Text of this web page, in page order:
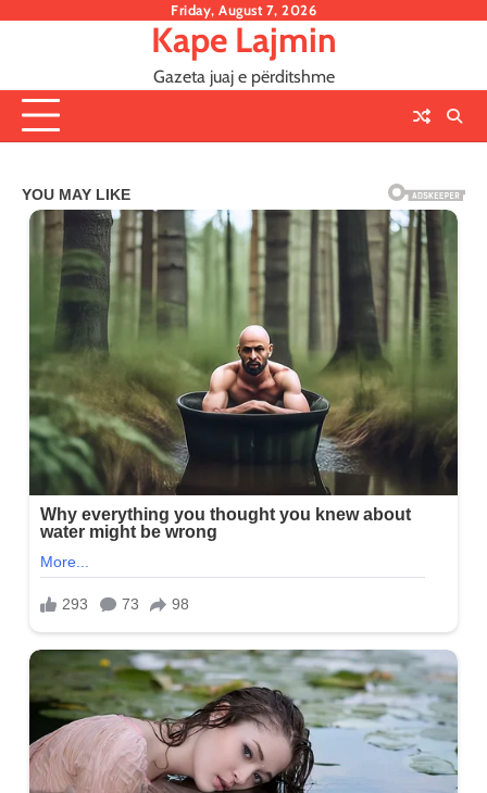
Friday, August 7, 2026
Kape Lajmin
Gazeta juaj e përditshme